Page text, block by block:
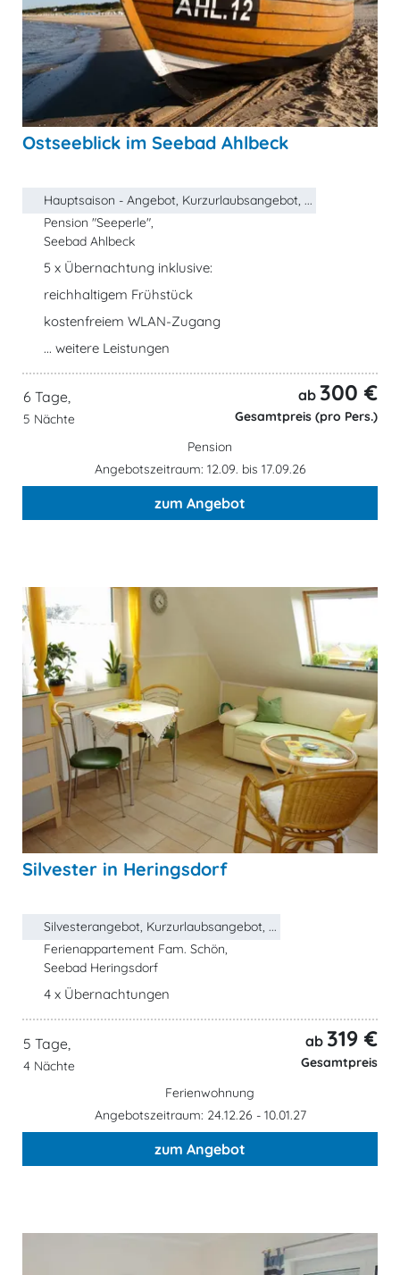
Ostseeblick im Seebad Ahlbeck
Hauptsaison - Angebot, Kurzurlaubsangebot, ...
Pension "Seeperle",
Seebad Ahlbeck
5 x Übernachtung inklusive:
reichhaltigem Frühstück
kostenfreiem WLAN-Zugang
... weitere Leistungen
6 Tage,
5 Nächte
ab 300 €
Gesamtpreis (pro Pers.)
Pension
Angebotszeitraum: 12.09. bis 17.09.26
zum Angebot
Silvester in Heringsdorf
Silvesterangebot, Kurzurlaubsangebot, ...
Ferienappartement Fam. Schön,
Seebad Heringsdorf
4 x Übernachtungen
5 Tage,
4 Nächte
ab 319 €
Gesamtpreis
Ferienwohnung
Angebotszeitraum: 24.12.26 - 10.01.27
zum Angebot